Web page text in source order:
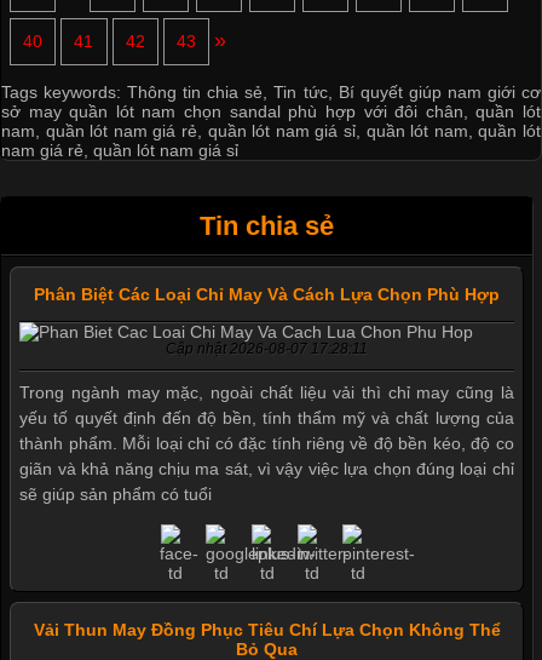
40 41 42 43 »
Tags keywords:Thông tin chia sẻ ,Tin tức, Bí quyết giúp nam giới cơ
sở may quần lót nam chọn sandal phù hợp với đôi chân ,quần lót
nam
quần lót nam giá rẻ quần lót nam giá sỉ quần lót nam ,quần lót
nam giá rẻ quần lót nam giá sỉ
Tin chia sẻ
Phân Biệt Các Loại Chỉ May Và Cách Lựa Chọn Phù Hợp
Cập nhật 2026-08-07 17:28:11
Trong ngành may mặc, ngoài chất liệu vải thì chỉ may cũng là
yếu tố quyết định đến độ bền, tính thẩm mỹ và chất lượng của
thành phẩm. Mỗi loại chỉ có đặc tính riêng về độ bền kéo, độ co
giãn và khả năng chịu ma sát, vì vậy việc lựa chọn đúng loại chỉ
sẽ giúp sản phẩm có tuổi
Vải Thun May Đồng Phục Tiêu Chí Lựa Chọn Không Thể
Bỏ Qua